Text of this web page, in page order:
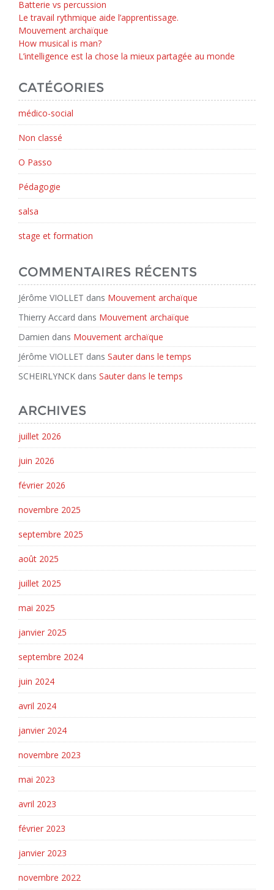
Batterie vs percussion
Le travail rythmique aide l’apprentissage.
Mouvement archaïque
How musical is man?
L’intelligence est la chose la mieux partagée au monde
CATÉGORIES
médico-social
Non classé
O Passo
Pédagogie
salsa
stage et formation
COMMENTAIRES RÉCENTS
Jérôme VIOLLET dans Mouvement archaïque
Thierry Accard dans Mouvement archaïque
Damien dans Mouvement archaïque
Jérôme VIOLLET dans Sauter dans le temps
SCHEIRLYNCK dans Sauter dans le temps
ARCHIVES
juillet 2026
juin 2026
février 2026
novembre 2025
septembre 2025
août 2025
juillet 2025
mai 2025
janvier 2025
septembre 2024
juin 2024
avril 2024
janvier 2024
novembre 2023
mai 2023
avril 2023
février 2023
janvier 2023
novembre 2022